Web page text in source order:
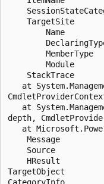
TargetSite
Name
MemberType
Module
StackTrace
at
at
depth,
at
Message
Source
HResult
TargetObject
CategoryInfo